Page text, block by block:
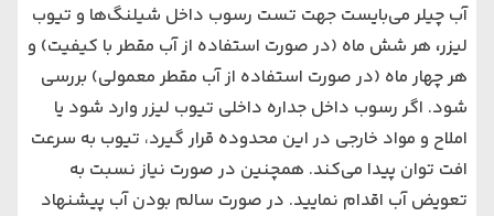
آب چیلر می‌بایست جهت تست رسوب داخل شیلنگ‌ها و تیوب
لیزر، هر شش ماه (در صورت استفاده از آب مقطر با کیفیت) و
هر چهار ماه (در صورت استفاده از آب مقطر معمولی) بررسی
شود. اگر رسوب داخل جداره داخلی تیوب لیزر وارد شود یا
املاح و مواد خارجی در این محدوده قرار گیرد، تیوب به سرعت
افت توان پیدا می‌کند. همچنین در صورت نیاز نسبت به
تعویض آب اقدام نمایید. در صورت سالم بودن آب پیشنهاد